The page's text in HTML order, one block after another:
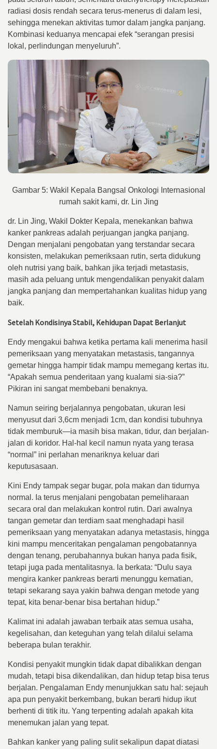
radiasi dosis rendah secara terus-menerus di dalam lesi,
sehingga menekan aktivitas tumor dalam jangka panjang.
Kombinasi keduanya mencapai efek “serangan presisi
lokal, perlindungan menyeluruh”.
Gambar 5: Wakil Kepala Bangsal Onkologi Internasional
rumah sakit kami, dr. Lin Jing
dr. Lin Jing, Wakil Dokter Kepala, menekankan bahwa
kanker pankreas adalah perjuangan jangka panjang.
Dengan menjalani pengobatan yang terstandar secara
konsisten, melakukan pemeriksaan rutin, serta didukung
oleh nutrisi yang baik, bahkan jika terjadi metastasis,
masih ada peluang untuk mengendalikan penyakit dalam
jangka panjang dan mempertahankan kualitas hidup yang
baik.
Setelah Kondisinya Stabil, Kehidupan Dapat Berlanjut
Endy mengakui bahwa ketika pertama kali menerima hasil
pemeriksaan yang menyatakan metastasis, tangannya
gemetar hingga hampir tidak mampu memegang kertas itu.
“Apakah semua penderitaan yang kualami sia-sia?”
Pikiran ini sangat membebani benaknya.
Namun seiring berjalannya pengobatan, ukuran lesi
menyusut dari 3,6cm menjadi 1cm, dan kondisi tubuhnya
tidak memburuk—ia masih bisa makan, tidur, dan berjalan-
jalan di koridor. Hal-hal kecil namun nyata yang terasa
“normal” ini perlahan menariknya keluar dari
keputusasaan.
Kini Endy tampak segar bugar, pola makan dan tidurnya
normal. Ia terus menjalani pengobatan pemeliharaan
secara oral dan melakukan kontrol rutin. Dari awalnya
tangan gemetar dan terdiam saat menghadapi hasil
pemeriksaan yang menyatakan adanya metastasis, hingga
kini mampu menceritakan pengalaman pengobatannya
dengan tenang, perubahannya bukan hanya pada fisik,
tetapi juga pada mentalitasnya. Ia berkata: “Dulu saya
mengira kanker pankreas berarti menunggu kematian,
tetapi sekarang saya yakin bahwa dengan metode yang
tepat, kita benar-benar bisa bertahan hidup.”
Kalimat ini adalah jawaban terbaik atas semua usaha,
kegelisahan, dan keteguhan yang telah dilalui selama
beberapa bulan terakhir.
Kondisi penyakit mungkin tidak dapat dibalikkan dengan
mudah, tetapi bisa dikendalikan, dan hidup tetap bisa terus
berjalan. Pengalaman Endy menunjukkan satu hal: sejauh
apa pun penyakit berkembang, bukan berarti hidup ikut
berhenti di titik itu. Yang terpenting adalah apakah kita
menemukan jalan yang tepat.
Bahkan kanker yang paling sulit sekalipun dapat diatasi